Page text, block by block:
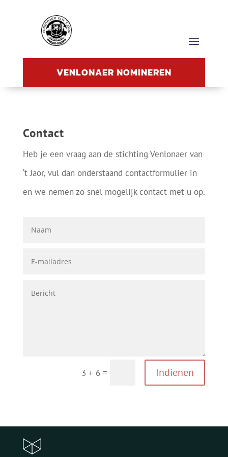
VENLONAER NOMINEREN
Contact
Heb je een vraag aan de stichting Venlonaer van
‘t Jaor, vul dan onderstaand contactformulier in
en we nemen zo snel mogelijk contact met u op.
3 + 6 = Indienen